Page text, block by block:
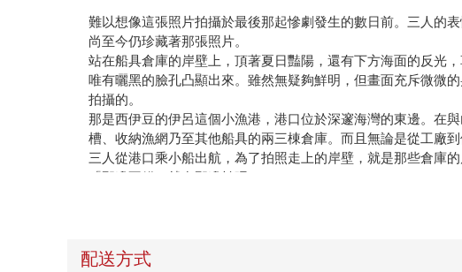
難以想像這張照片拍攝於最後那起慘劇發生的數日前。三人的
尚至今仍珍藏著那張照片。
站在船具倉庫的岸壁上，頂著夏日豔陽，還有下方海面的反光
唯有曬黑的臉孔凸顯出來。雖然無疑夠鮮明，但畫面充斥微微
拍攝的。
那是西伊豆的伊呂這個小漁港，港口位於深邃海灣的東邊。在
槽、收納漁網乃至其他船具的兩三棟倉庫。而且無論是從工廠
三人從港口乘小船出航，為了拍照走上的岸壁，就是那些倉庫的
「那邊不錯。就在那邊拍吧。」
八月的休漁期已大致結束，漁民多半開始去北海道三陸那邊捕
著英文的嶄新烏克麗麗，如今想必也在自衛隊宿舍被阿清抱在膝
配送方式